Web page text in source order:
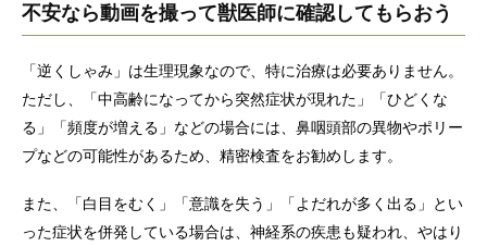
不安なら動画を撮って獣医師に確認してもらおう
「逆くしゃみ」は生理現象なので、特に治療は必要ありません。
ただし、「中高齢になってから突然症状が現れた」「ひどくな
る」「頻度が増える」などの場合には、鼻咽頭部の異物やポリー
プなどの可能性があるため、精密検査をお勧めします。
また、「白目をむく」「意識を失う」「よだれが多く出る」とい
った症状を併発している場合は、神経系の疾患も疑われ、やはり